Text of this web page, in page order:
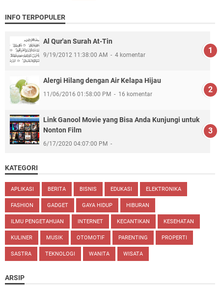
INFO TERPOPULER
Al Qur'an Surah At-Tin
9/19/2012 11:38:00 AM 4 komentar
Alergi Hilang dengan Air Kelapa Hijau
11/06/2016 01:58:00 PM 16 komentar
Link Ganool Movie yang Bisa Anda Kunjungi untuk
Nonton Film
6/17/2020 04:07:00 PM
KATEGORI
APLIKASI BERITA BISNIS EDUKASI ELEKTRONIKA
FASHION GADGET GAYA HIDUP HIBURAN
ILMU PENGETAHUAN INTERNET KECANTIKAN KESEHATAN
KULINER MUSIK OTOMOTIF PARENTING PROPERTI
SASTRA TEKNOLOGI WANITA WISATA
ARSIP